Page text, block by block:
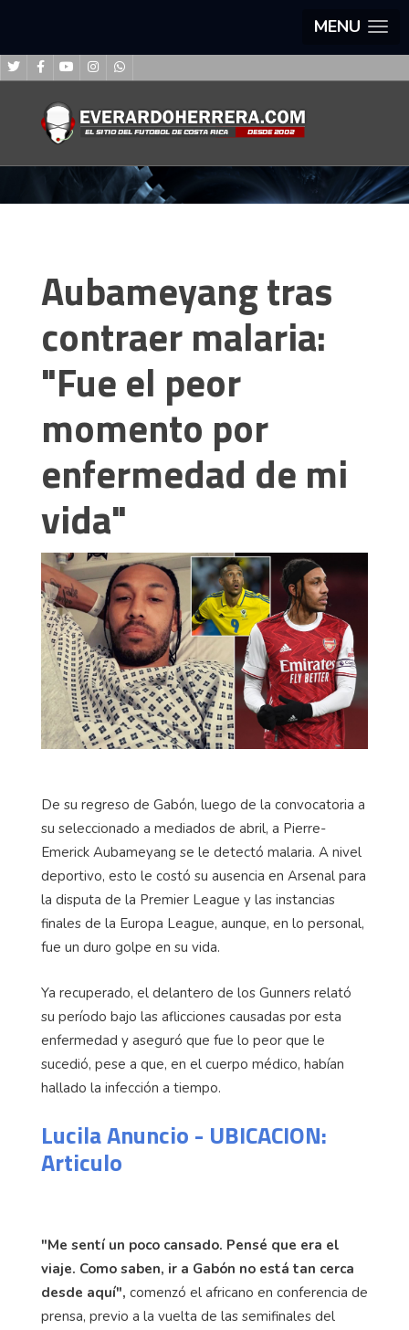
MENU
Aubameyang tras
contraer malaria:
"Fue el peor
momento por
enfermedad de mi
vida"
De su regreso de Gabón, luego de la convocatoria a
su seleccionado a mediados de abril, a Pierre-
Emerick Aubameyang se le detectó malaria. A nivel
deportivo, esto le costó su ausencia en Arsenal para
la disputa de la Premier League y las instancias
finales de la Europa League, aunque, en lo personal,
fue un duro golpe en su vida.
Ya recuperado, el delantero de los Gunners relató
su período bajo las aflicciones causadas por esta
enfermedad y aseguró que fue lo peor que le
sucedió, pese a que, en el cuerpo médico, habían
hallado la infección a tiempo.
Lucila Anuncio - UBICACION:
Articulo
"Me sentí un poco cansado. Pensé que era el
viaje. Como saben, ir a Gabón no está tan cerca
desde aquí", comenzó el africano en conferencia de
prensa, previo a la vuelta de las semifinales del